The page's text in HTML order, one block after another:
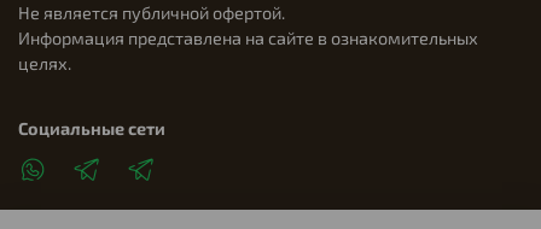
Не является публичной офертой.
Информация представлена на сайте в ознакомительных
целях.
Социальные сети